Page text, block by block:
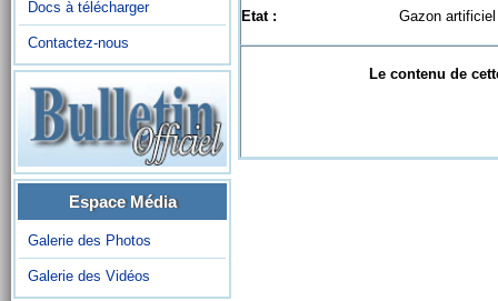
Docs à télécharger
Contactez-nous
Espace Média
Galerie des Photos
Galerie des Vidéos
Etat : Gazon artificiel
Le contenu de